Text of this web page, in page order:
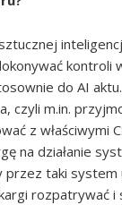
kontroli
do AI
czyli m.in.
z właściwymi
na działanie
taki system
rozpatrywać